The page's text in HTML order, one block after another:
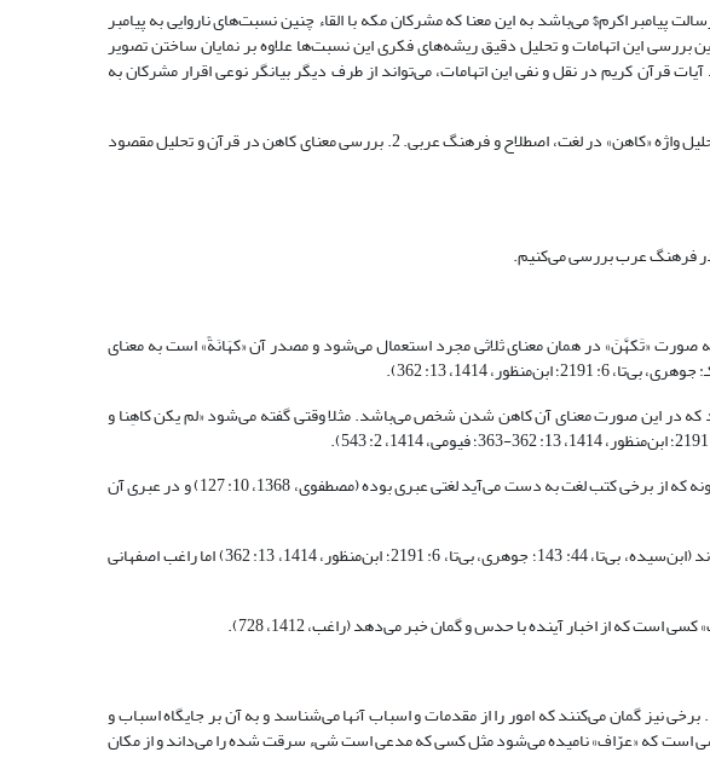
اکرم$ می‌باشد به این معنا که مشرکان مکه با القاء چنین نسبت‌های ناروایی به پیامبر
بررسی این اتهامات و تحلیل دقیق ریشه‌های فکری این نسبت‌ها علاوه بر نمایان ساختن تصویر
کریم در نقل و نفی این اتهامات، می‌تواند از طرف دیگر بیانگر نوعی اقرار مشرکان به
در همین راستا تحلیل نسبت ناروای «کاهن» به پیامبر$ در دو بخش ضروری است: 1. تحلیل واژه «کاهن» در لغت، اصطلاح و فرهنگ عربی. 2. بررسی معنای کاهن در قرآن و تحلیل مقصود
در فرهنگ عرب بررسی می‌کنیم.
صورت «تَکهَّنَ» در همان معنای ثلاثی مجرد استعمال می‌شود و مصدر آن «کهَانَةً» است به معنای
1414، 13: 362).
که در این صورت معنای آن کاهن شدن شخص می‌باشد. مثلا وقتی گفته می‌شود «لم یکن‏ کاهِنا و
واژۀ «کاهن» که به «الکهَّانُ‏» و «الکهَنَةُ» جمع بسته می‌شود (جوهری، بی‌تا، 6: 2191) آنگونه که از برخی کتب لغت به دست می‌آید لغتی عبری بوده (مصطفوی، 1368، 10: 127) و در عبری آن
در لغت «کاهن» را به معنای غیب‌گو و کسی که از غیب مطلع و با آن ارتباط دارد دانسته‌اند (ابن‌سیده، بی‌تا، 44: 143؛ جوهری، بی‌تا، 6: 2191؛ ابن‌منظور، 1414، 13: 362) اما راغب اصفهانی
که از اخبار آینده با حدس و گمان خبر می‌دهد (راغب، 1412، 728).
نیز گمان می‌کنند که امور را از مقدمات و اسباب آنها می‌شناسد و به آن بر جایگاه اسباب و
که «عرّاف» نامیده می‌شود مثل کسی که مدعی است شیء سرقت شده را می‌داند و از مکان